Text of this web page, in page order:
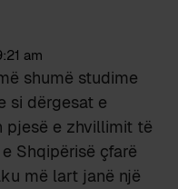
am
shumë studime
si dërgesat e
pjesë e zhvillimit të
Shqipërisë çfarë
më lart janë një